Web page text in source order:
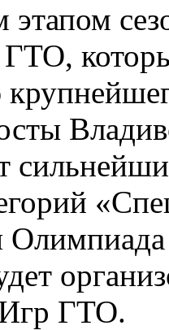
Игр ГТО.